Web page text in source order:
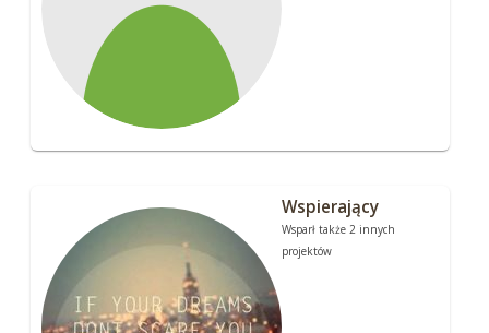
Wspierający
Wsparł także 2 innych
projektów